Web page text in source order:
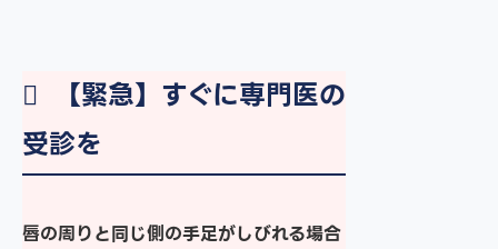
【緊急】すぐに専門医の
受診を
唇の周りと同じ側の手足がしびれる場合